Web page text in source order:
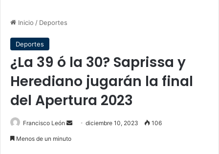
Inicio / Deportes
Deportes
¿La 39 ó la 30? Saprissa y
Herediano jugarán la final
del Apertura 2023
Francisco León
Senddiciembre 10, 2023 106
Menos de un minuto